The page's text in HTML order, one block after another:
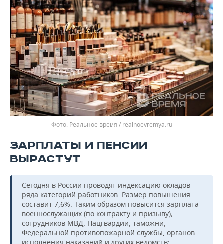
Реальное время / realnoevremya.ru
ЗАРПЛАТЫ И ПЕНСИИ
ВЫРАСТУТ
Сегодня в России проводят индексацию окладов
ряда категорий работников. Размер повышения
составит 7,6%. Таким образом повысится зарплата
военнослужащих (по контракту и призыву);
сотрудников МВД, Нацгвардии, таможни,
Федеральной противопожарной службы, органов
исполнения наказаний и других ведомств;